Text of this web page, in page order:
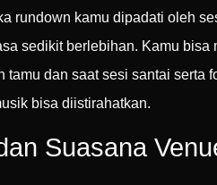
rundown kamu dipadati oleh
sedikit berlebihan. Kamu
dan saat sesi santai
bisa diistirahatkan.
Suasana